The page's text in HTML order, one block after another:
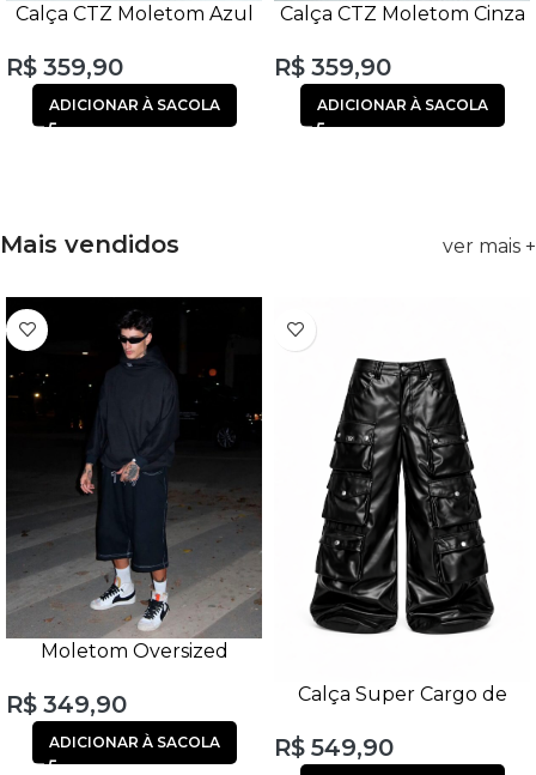
Calça CTZ Moletom Azul
R$ 359,90
ADICIONAR À SACOLA
Calça CTZ Moletom Cinza
R$ 359,90
ADICIONAR À SACOLA
Mais vendidos ver mais +
Moletom Oversized
Unissex
R$ 349,90
ADICIONAR À SACOLA
Calça Super Cargo de
Preta
R$ 549,90